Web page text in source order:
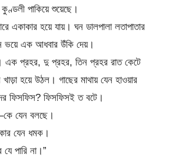
পাকিয়ে শুয়েছে।
একাকার হয়ে যায়। ঘন ডালপালা লতাপাতার
ভয়ে এক আধবার উঁকি দেয়।
এক প্রহর, দু প্রহর, তিন প্রহর রাত কেটে
হয়ে উঠল। গাছের মাথায় যেন হাওয়ার
ফিসফিস? ফিসফিসই ত বটে।
যেন বলছে।
যেন ধমক।
পারি না।”